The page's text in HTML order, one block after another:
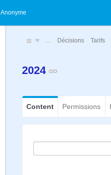
Anonyme
… Décisions Tarifs
2024
Content Permissions